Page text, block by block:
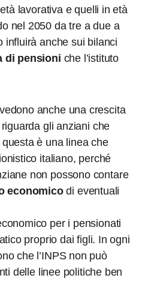
lavorativa e quelli in età
nel 2050 da tre a due a
influirà anche sui bilanci
di pensioni che l’istituto
anche una crescita
gli anziani che
è una linea che
italiano, perché
non possono contare
economicodi eventuali
per i pensionati
proprio dai figli. In ogni
che l’INPS non può
delle linee politiche ben